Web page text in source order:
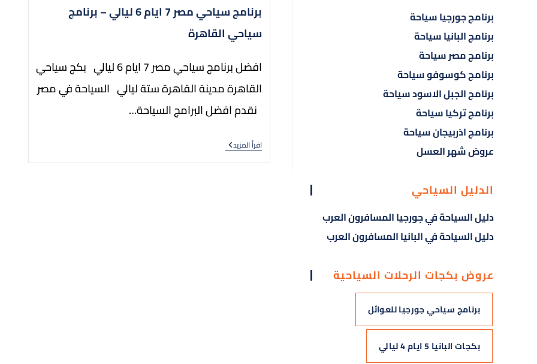
برنامج سياحي مصر 7 ايام 6 ليالي – برنامج
سياحي القاهرة
افضل برنامج سياحي مصر 7 ايام 6 ليالي بكج سياحي
القاهرة مدينة القاهرة ستة ليالي السياحة في مصر
نقدم افضل البرامج السياحة…
اقرأ المزيد
برنامج جورجيا سياحة
برنامج البانيا سياحة
برنامج مصر سياحة
برنامج كوسوفو سياحة
برنامج الجبل الاسود سياحة
برنامج تركيا سياحة
برنامج اذربيجان سياحة
عروض شهر العسل
الدليل السياحي
دليل السياحة في جورجيا المسافرون العرب
دليل السياحة في البانيا المسافرون العرب
عروض بكجات الرحلات السياحية
برنامج سياحي جورجيا للعوائل
بكجات البانيا 5 ايام 4 ليالي